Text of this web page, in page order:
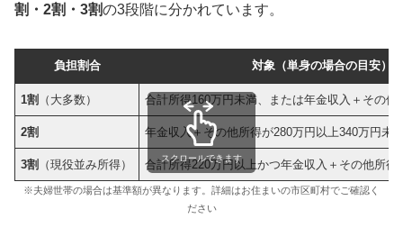
割・2割・3割の3段階に分かれています。
負担割合 対象（単身の場合の目安）
1割 （大多数） 合計所得160万円未満、または年金収入＋その他
2割 年金収入＋その他所得が280万円以上340万円未
3割 （現役並み所得） 合計所得220万円以上かつ年金収入＋その他所得
スクロールできます
※夫婦世帯の場合は基準額が異なります。詳細はお住まいの市区町村でご確認く
ださい